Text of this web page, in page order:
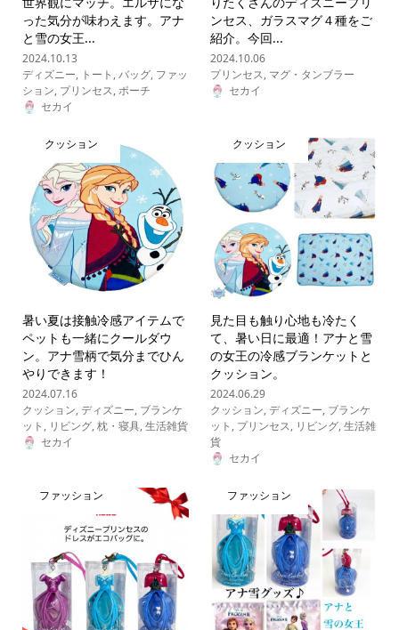
った気分が味わえます。アナ
と雪の女王...
2024.10.13
ディズニー, トート ,バッグ, ファッ
ション, プリンセス,ポーチ
セカイ
ンセス、ガラスマグ４種をご
紹介。今回...
2024.10.06
プリンセス, マグ・タンブラー
セカイ
クッション
暑い夏は接触冷感アイテムで
ペットも一緒にクールダウ
ン。アナ雪柄で気分までひん
やりできます！
2024.07.16
クッション,ディズニー, ブランケ
ット , リビング,枕・寝具,生活雑貨
セカイ
クッション
見た目も触り心地も冷たく
て、暑い日に最適！アナと雪
の女王の冷感ブランケットと
クッション。
2024.06.29
クッション,ディズニー, ブランケ
ット , プリンセス, リビング,生活雑
貨
セカイ
ファッション ファッション